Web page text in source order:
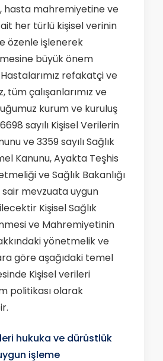
hasta mahremiyetine ve
her türlü kişisel verinin
özenle işlenerek
büyük önem
refakatçi ve
tüm çalışanlarımız ve
kurum ve kuruluş
sayılı Kişisel Verilerin
ve 3359 sayılı Sağlık
Kanunu, Ayakta Teşhis
ve Sağlık Bakanlığı
mevzuata uygun
Kişisel Sağlık
ve Mahremiyetinin
yönetmelik ve
göre aşağıdaki temel
Kişisel verileri
politikası olarak
hukuka ve dürüstlük
işleme